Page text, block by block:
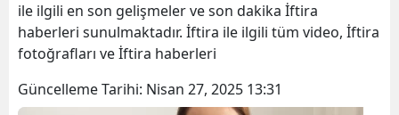
ile ilgili en son gelişmeler ve son dakika İftira
haberleri sunulmaktadır. İftira ile ilgili tüm video, İftira
fotoğrafları ve İftira haberleri
Güncelleme Tarihi: Nisan 27, 2025 13:31